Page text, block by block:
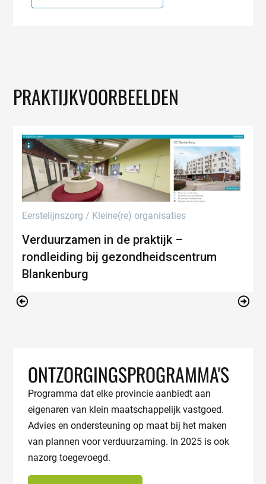
PRAKTIJKVOORBEELDEN
Eerstelijnszorg / Kleine(re) organisaties
Verduurzamen in de praktijk –
rondleiding bij gezondheidscentrum
Blankenburg
ONTZORGINGSPROGRAMMA'S
Programma dat elke provincie aanbiedt aan
eigenaren van klein maatschappelijk vastgoed.
Advies en ondersteuning op maat bij het maken
van plannen voor verduurzaming. In 2025 is ook
nazorg toegevoegd.